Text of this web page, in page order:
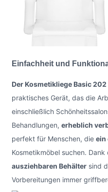
Einfachheit und
Der Kosmetikliege Basic
praktisches Gerät, das die
einschließlich
Behandlungen, erheblich
perfekt für Menschen, die ein
Kosmetikmöbel suchen. Dank
ausziehbaren Behälter sind
Vorbereitungen immer